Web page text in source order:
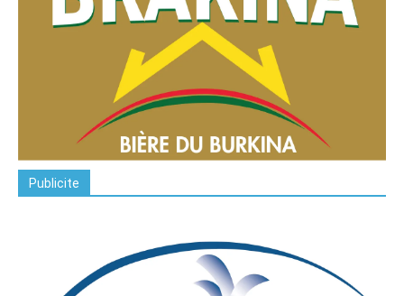
Publicite